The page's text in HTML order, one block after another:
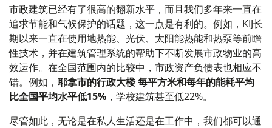
市政建筑已经有了很高的翻新水平，而且我们多年来一直在
追求节能和气候保护的话题，这一点是有利的。例如，KIJ长
期以来一直在使用地热能、光伏、太阳能热能和热泵等前瞻
性技术，并在建筑管理系统的帮助下不断发展市政物业的高
效运作。在全国范围内的比较中，市政资产负债表也相应不
错。例如， 耶拿市的行政大楼每平方米和每年的能耗平均
比全国平均水平低15% ，学校建筑甚至低22%。
尽管如此，无论是在私人生活还是在工作中，我们都可以通